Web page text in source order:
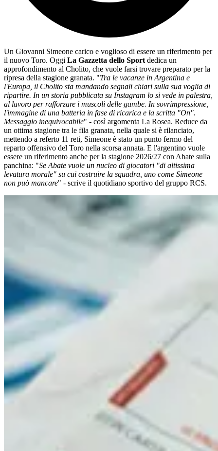
Un Giovanni Simeone carico e voglioso di essere un riferimento per
il nuovo Toro. Oggi La Gazzetta dello Sport dedica un
approfondimento al Cholito, che vuole farsi trovare preparato per la
ripresa della stagione granata. "Tra le vacanze in Argentina e
l'Europa, il Cholito sta mandando segnali chiari sulla sua voglia di
ripartire. In un storia pubblicata su Instagram lo si vede in palestra,
al lavoro per rafforzare i muscoli delle gambe. In sovrimpressione,
l'immagine di una batteria in fase di ricarica e la scritta "On".
Messaggio inequivocabile" - così argomenta La Rosea. Reduce da
un ottima stagione tra le fila granata, nella quale si è rilanciato,
mettendo a referto 11 reti, Simeone è stato un punto fermo del
reparto offensivo del Toro nella scorsa annata. E l'argentino vuole
essere un riferimento anche per la stagione 2026/27 con Abate sulla
panchina: "Se Abate vuole un nucleo di giocatori "di altissima
levatura morale" su cui costruire la squadra, uno come Simeone
non può mancare" - scrive il quotidiano sportivo del gruppo RCS.